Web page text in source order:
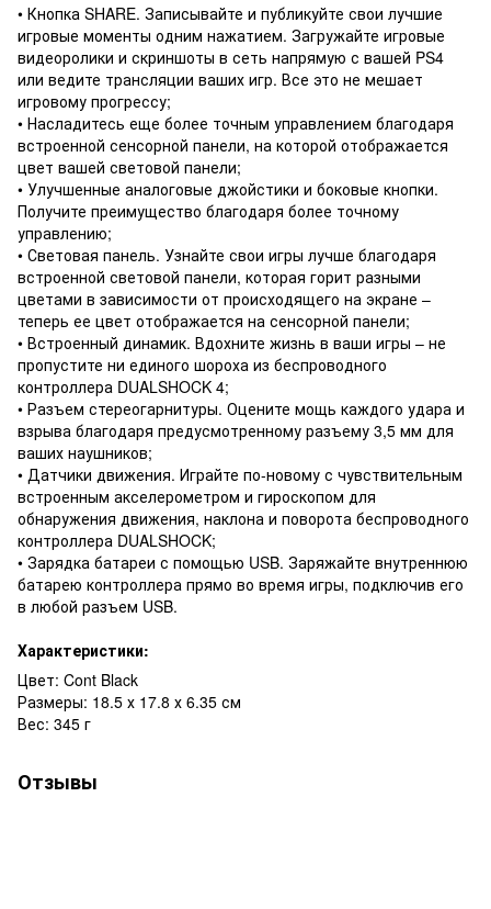
• Кнопка SHARE. Записывайте и публикуйте свои лучшие
игровые моменты одним нажатием. Загружайте игровые
видеоролики и скриншоты в сеть напрямую с вашей PS4
или ведите трансляции ваших игр. Все это не мешает
игровому прогрессу;
• Насладитесь еще более точным управлением благодаря
встроенной сенсорной панели, на которой отображается
цвет вашей световой панели;
• Улучшенные аналоговые джойстики и боковые кнопки.
Получите преимущество благодаря более точному
управлению;
• Световая панель. Узнайте свои игры лучше благодаря
встроенной световой панели, которая горит разными
цветами в зависимости от происходящего на экране –
теперь ее цвет отображается на сенсорной панели;
• Встроенный динамик. Вдохните жизнь в ваши игры – не
пропустите ни единого шороха из беспроводного
контроллера DUALSHOCK 4;
• Разъем стереогарнитуры. Оцените мощь каждого удара и
взрыва благодаря предусмотренному разъему 3,5 мм для
ваших наушников;
• Датчики движения. Играйте по-новому с чувствительным
встроенным акселерометром и гироскопом для
обнаружения движения, наклона и поворота беспроводного
контроллера DUALSHOCK;
• Зарядка батареи с помощью USB. Заряжайте внутреннюю
батарею контроллера прямо во время игры, подключив его
в любой разъем USB.
Характеристики:
Цвет: Cont Black
Размеры: 18.5 х 17.8 х 6.35 см
Вес: 345 г
Отзывы